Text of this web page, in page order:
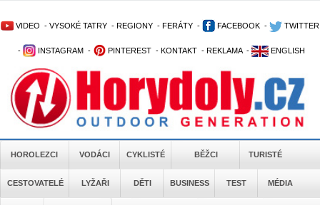
VIDEO - VYSOKÉ TATRY - REGIONY - FERÁTY - FACEBOOK - TWITTER
- INSTAGRAM - PINTEREST - KONTAKT - REKLAMA - ENGLISH
HOROLEZCI VODÁCI CYKLISTÉ BĚŽCI TURISTÉ
CESTOVATELÉ LYŽAŘI DĚTI BUSINESS TEST MÉDIA